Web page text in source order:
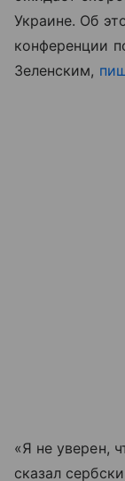
Украине. Об
конференции
Зеленским,
«Я не уверен,
сказал